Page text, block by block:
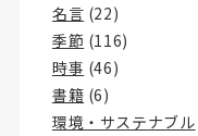
名言 (22)
季節 (116)
時事 (46)
書籍 (6)
環境・サステナブル